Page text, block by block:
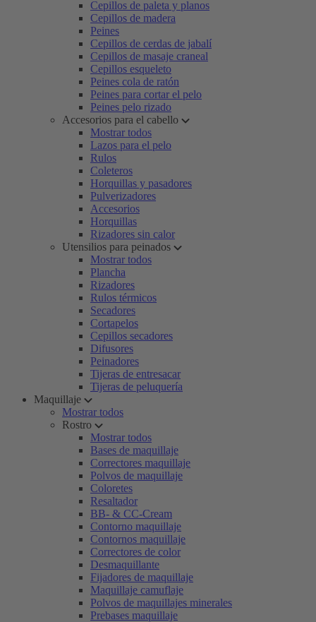
Cepillos de paleta y planos
Cepillos de madera
Peines
Cepillos de cerdas de jabalí
Cepillos de masaje craneal
Cepillos esqueleto
Peines cola de ratón
Peines para cortar el pelo
Peines pelo rizado
Accesorios para el cabello
Mostrar todos
Lazos para el pelo
Rulos
Coleteros
Horquillas y pasadores
Pulverizadores
Accesorios
Horquillas
Rizadores sin calor
Utensilios para peinados
Mostrar todos
Plancha
Rizadores
Rulos térmicos
Secadores
Cortapelos
Cepillos secadores
Difusores
Peinadores
Tijeras de entresacar
Tijeras de peluquería
Maquillaje
Mostrar todos
Rostro
Mostrar todos
Bases de maquillaje
Correctores maquillaje
Polvos de maquillaje
Coloretes
Resaltador
BB- & CC-Cream
Contorno maquillaje
Contornos maquillaje
Correctores de color
Desmaquillante
Fijadores de maquillaje
Maquillaje camuflaje
Polvos de maquillajes minerales
Prebases maquillaje